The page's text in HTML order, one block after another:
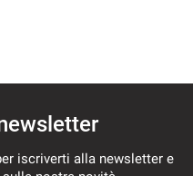
iscriverti alla newsletter e